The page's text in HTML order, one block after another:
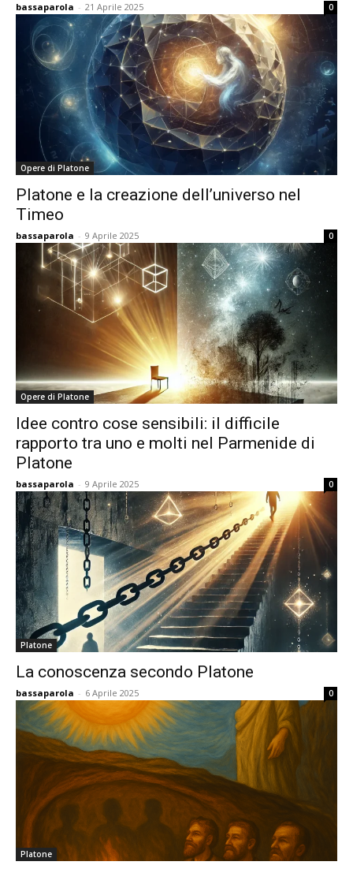
bassaparola - 21 Aprile 2025 0
Opere di Platone
Platone e la creazione dell’universo nel
Timeo
bassaparola - 9 Aprile 2025 0
Opere di Platone
Idee contro cose sensibili: il difficile
rapporto tra uno e molti nel Parmenide di
Platone
bassaparola - 9 Aprile 2025 0
Platone
La conoscenza secondo Platone
bassaparola - 6 Aprile 2025 0
Platone